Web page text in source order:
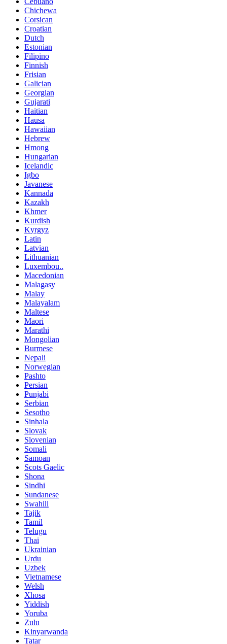
Chichewa
Corsican
Croatian
Dutch
Estonian
Filipino
Finnish
Frisian
Galician
Georgian
Gujarati
Haitian
Hausa
Hawaiian
Hebrew
Hmong
Hungarian
Icelandic
Igbo
Javanese
Kannada
Kazakh
Khmer
Kurdish
Kyrgyz
Latin
Latvian
Lithuanian
Luxembou..
Macedonian
Malagasy
Malay
Malayalam
Maltese
Maori
Marathi
Mongolian
Burmese
Nepali
Norwegian
Pashto
Persian
Punjabi
Serbian
Sesotho
Sinhala
Slovak
Slovenian
Somali
Samoan
Scots Gaelic
Shona
Sindhi
Sundanese
Swahili
Tajik
Tamil
Telugu
Thai
Ukrainian
Urdu
Uzbek
Vietnamese
Welsh
Xhosa
Yiddish
Yoruba
Zulu
Kinyarwanda
Tatar